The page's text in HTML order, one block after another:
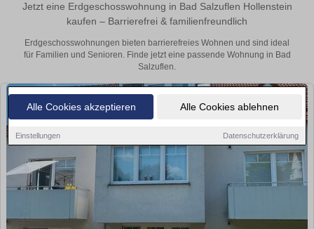
Alle Cookies akzeptieren Alle Cookies ablehnen
Einstellungen Datenschutzerklärung
Jetzt eine Erdgeschosswohnung in Bad Salzuflen Hollenstein
kaufen – Barrierefrei & familienfreundlich
Erdgeschosswohnungen bieten barrierefreies Wohnen und sind ideal
für Familien und Senioren. Finde jetzt eine passende Wohnung in Bad
Salzuflen.